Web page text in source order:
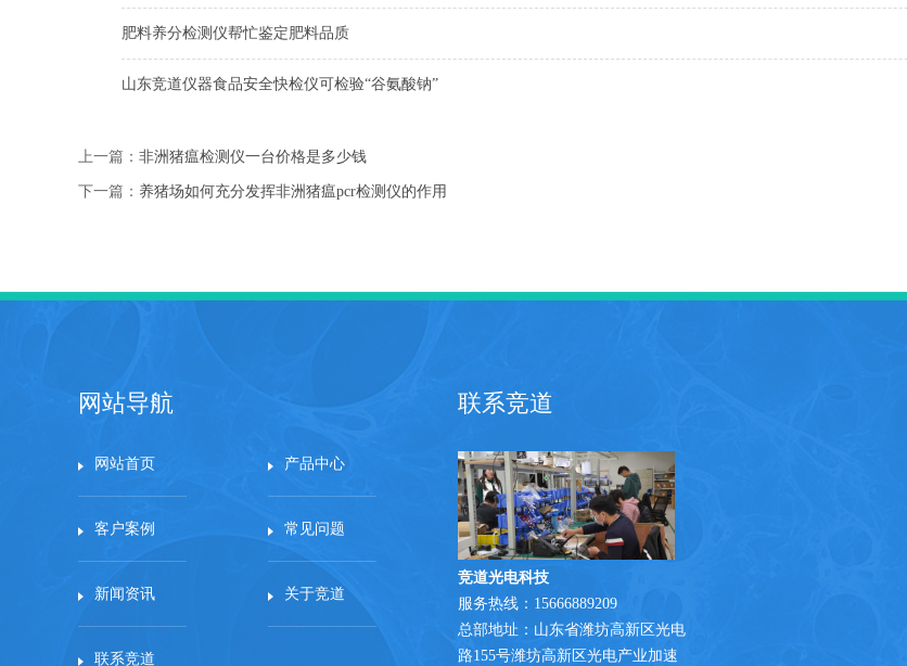
肥料养分检测仪帮忙鉴定肥料品质
山东竞道仪器食品安全快检仪可检验“谷氨酸钠”
上一篇： 非洲猪瘟检测仪一台价格是多少钱
下一篇： 养猪场如何充分发挥非洲猪瘟pcr检测仪的作用
网站导航
网站首页 产品中心
客户案例 常见问题
新闻资讯 关于竞道
联系竞道
联系竞道
竞道光电科技
服务热线：15666889209
总部地址：山东省潍坊高新区光电
路155号潍坊高新区光电产业加速